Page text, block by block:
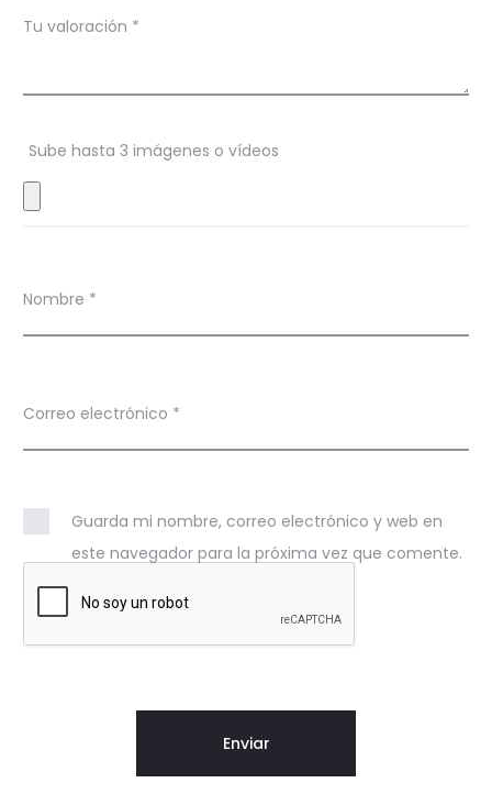
o
n
s
Tu valoración *
Sube hasta 3 imágenes o vídeos
Nombre *
Correo electrónico *
Guarda mi nombre, correo electrónico y web en
este navegador para la próxima vez que comente.